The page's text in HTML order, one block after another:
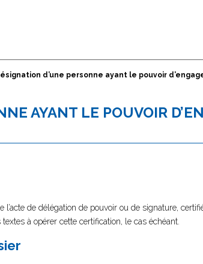
d’une personne ayant le pouvoir
AYANT LE POUVOIR
l’acte de délégation de pouvoir ou de signature,
à opérer cette certification, le cas échéant.